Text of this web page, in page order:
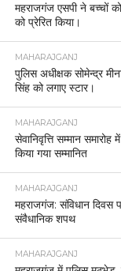
महराजगंज एसपी ने बच्चों
को प्रेरित किया।
MAHARAJGANJ
पुलिस अधीक्षक सोमेन्द्र
सिंह को लगाए स्टार।
MAHARAJGANJ
सेवानिवृत्ति सम्मान
किया गया सम्मानित
MAHARAJGANJ
महराजगंज: संविधान दिवस
संवैधानिक शपथ
MAHARAJGANJ